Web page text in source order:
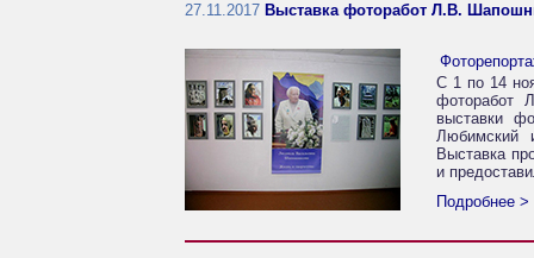
27.11.2017 Выставка фоторабот Л.В.
С 1 по 14
фоторабот
выставки
Любимский
Выставка
и
Подробнее >